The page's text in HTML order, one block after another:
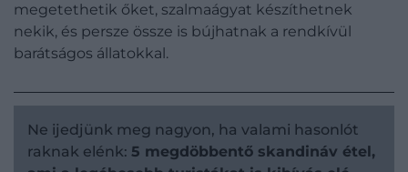
megetethetik őket, szalmaágyat készíthetnek
nekik, és persze össze is bújhatnak a rendkívül
barátságos állatokkal.
Ne ijedjünk meg nagyon, ha valami hasonlót
raknak elénk: 5 megdöbbentő skandináv étel,